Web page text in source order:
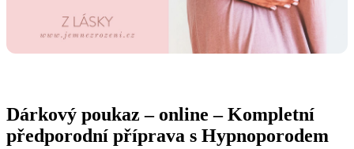
Dárkový poukaz – online – Kompletní
předporodní příprava s Hypnoporodem